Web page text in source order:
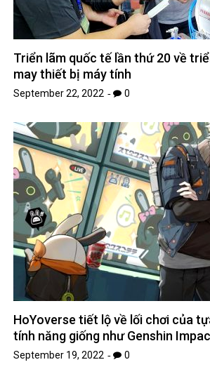
Triển lãm quốc tế lần thứ 20 về
may thiết bị máy tính
September 22, 2022 0
HoYoverse tiết lộ về lối chơi của
tính năng giống như Genshin
September 19, 2022 0